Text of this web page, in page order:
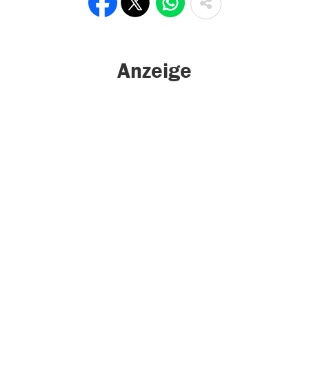
Anzeige